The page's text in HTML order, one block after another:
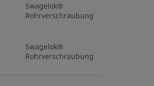
Swagelok®
Swagelok®
Swagelok®
Rohrverschraubung
Swagelok®
Rohrverschraubung